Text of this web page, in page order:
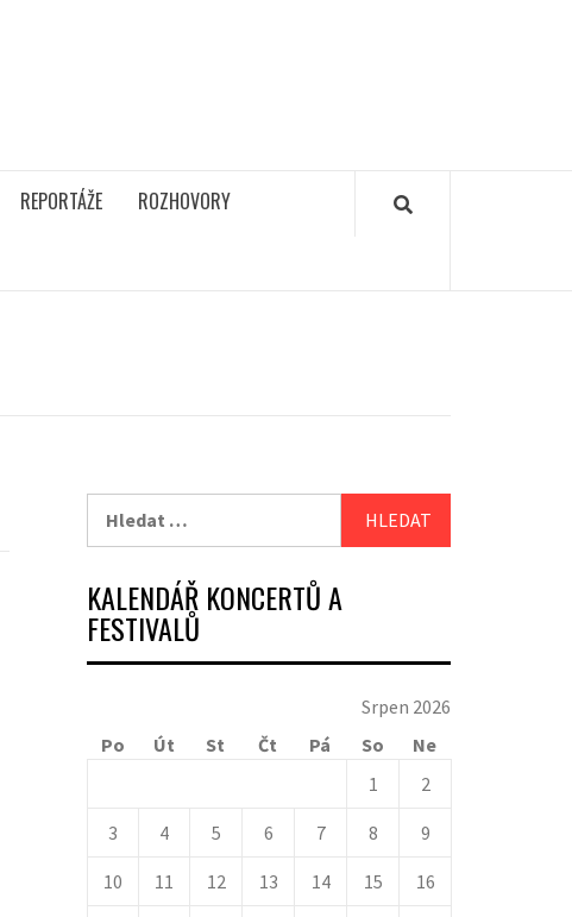
REPORTÁŽE ROZHOVORY
KALENDÁŘ KONCERTŮ A
FESTIVALŮ
Srpen 2026
Po
Út St Čt Pá So
Ne
1
2
3 4 5 6 7 8 9
10 11 12 13 14 15 16